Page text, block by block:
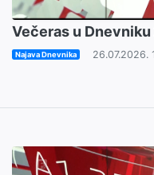
Večeras u
Najava Dnevnika 26.07.2026.